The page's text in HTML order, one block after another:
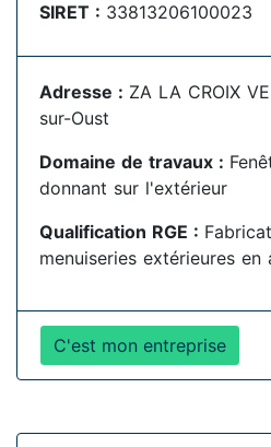
SIRET : 33813206100023
Adresse : ZA LA CROIX
sur-Oust
Domaine de travaux :
donnant sur l'extérieur
Qualification RGE :
menuiseries extérieures en
C'est mon entreprise